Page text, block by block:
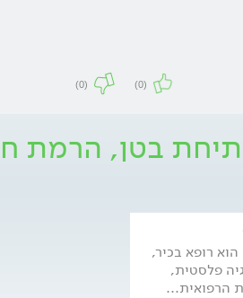
(0)
(0)
בטן, הרמת
הוא רופא בכיר,
פלסטית,
הרפואית...